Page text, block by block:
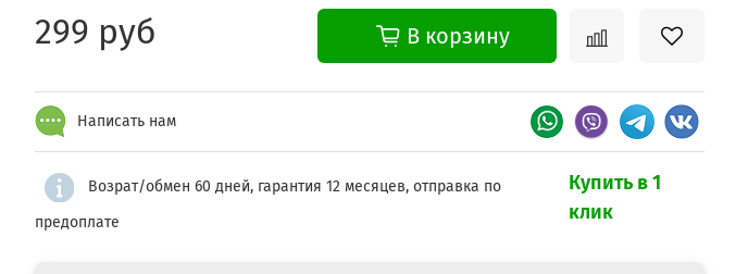
299 руб В корзину
Написать нам
Возрат/обмен 60 дней, гарантия 12 месяцев, отправка по
предоплате
Купить в 1
клик